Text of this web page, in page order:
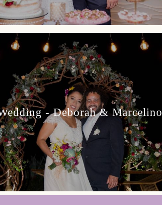
- Deborah & Marcelino